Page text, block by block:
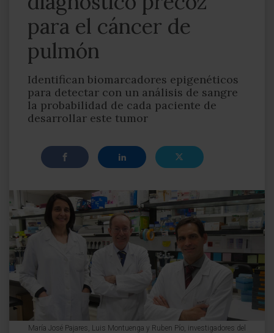
para el cáncer de
pulmón
Identifican biomarcadores epigenéticos
para detectar con un análisis de sangre
la probabilidad de cada paciente de
desarrollar este tumor
María José Pajares, Luis Montuenga y Ruben Pío, investigadores del